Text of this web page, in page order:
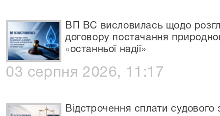
ВП ВС висловилась щодо
договору постачання
«останньої надії»
03 серпня 2026, 11:17
Відстрочення сплати